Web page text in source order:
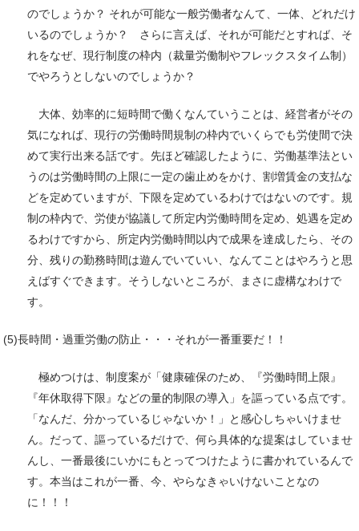
のでしょうか？ それが可能な一般労働者なんて、一体、どれだけ
いるのでしょうか？ さらに言えば、それが可能だとすれば、そ
れをなぜ、現行制度の枠内（裁量労働制やフレックスタイム制）
でやろうとしないのでしょうか？
大体、効率的に短時間で働くなんていうことは、経営者がその
気になれば、現行の労働時間規制の枠内でいくらでも労使間で決
めて実行出来る話です。先ほど確認したように、労働基準法とい
うのは労働時間の上限に一定の歯止めをかけ、割増賃金の支払な
どを定めていますが、下限を定めているわけではないのです。規
制の枠内で、労使が協議して所定内労働時間を定め、処遇を定め
るわけですから、所定内労働時間以内で成果を達成したら、その
分、残りの勤務時間は遊んでいていい、なんてことはやろうと思
えばすぐできます。そうしないところが、まさに虚構なわけで
す。
(5)長時間・過重労働の防止・・・それが一番重要だ！！
極めつけは、制度案が「健康確保のため、『労働時間上限』
『年休取得下限』などの量的制限の導入」を謳っている点です。
「なんだ、分かっているじゃないか！」と感心しちゃいけませ
ん。だって、謳っているだけで、何ら具体的な提案はしていませ
んし、一番最後にいかにもとってつけたように書かれているんで
す。本当はこれが一番、今、やらなきゃいけないことなの
に！！！